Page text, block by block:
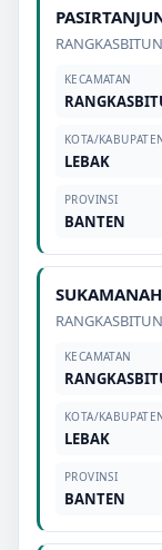
KECAMATAN
KOTA/
LEBAK
PROVINSI
BANTEN
SUKAMANAH
KECAMATAN
KOTA/
LEBAK
PROVINSI
BANTEN